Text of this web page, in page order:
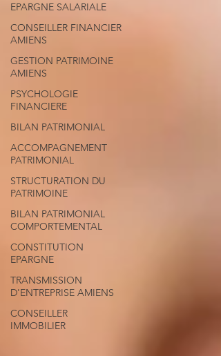
EPARGNE SALARIALE
CONSEILLER FINANCIER
AMIENS
GESTION PATRIMOINE
AMIENS
PSYCHOLOGIE
FINANCIERE
BILAN PATRIMONIAL
ACCOMPAGNEMENT
PATRIMONIAL
STRUCTURATION DU
PATRIMOINE
BILAN PATRIMONIAL
COMPORTEMENTAL
CONSTITUTION
EPARGNE
TRANSMISSION
D'ENTREPRISE AMIENS
CONSEILLER
IMMOBILIER